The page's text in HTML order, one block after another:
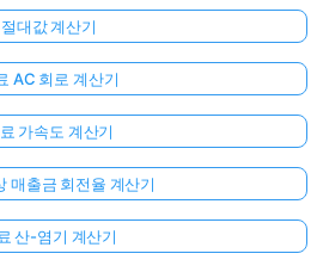
절대값 계산기
AC 회로 계산기
가속도 계산기
매출금 회전율 계산기
산-염기 계산기